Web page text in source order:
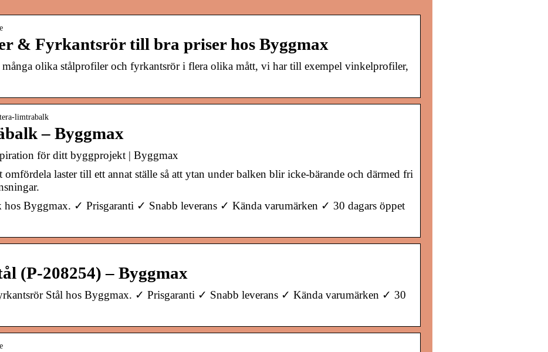
& Fyrkantsrör till bra priser hos Byggmax
olika stålprofiler och fyrkantsrör i flera olika mått, vi har till exempel vinkelprofiler,
limtrabalk
– Byggmax
för ditt byggprojekt | Byggmax
omfördela laster till ett annat ställe så att ytan under balken blir icke-bärande och därmed fri
Byggmax. ✓ Prisgaranti ✓ Snabb leverans ✓ Kända varumärken ✓ 30 dagars öppet
(P-208254) – Byggmax
Stål hos Byggmax. ✓ Prisgaranti ✓ Snabb leverans ✓ Kända varumärken ✓ 30